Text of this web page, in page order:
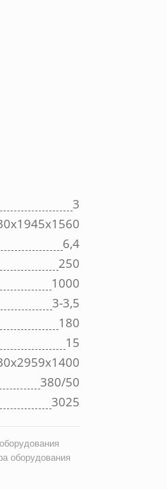
3
6,4
250
1000
3-3,5
180
15
380/50
3025
оборудования